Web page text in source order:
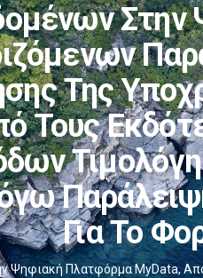
Της
Τους
Για Το
Ψηφιακή Πλατφόρμα MyData,